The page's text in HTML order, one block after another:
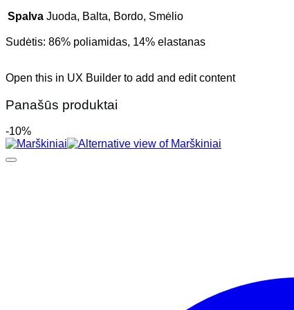
Spalva Juoda, Balta, Bordo, Smėlio
Sudėtis: 86% poliamidas, 14% elastanas
Open this in UX Builder to add and edit content
Panašūs produktai
-10%